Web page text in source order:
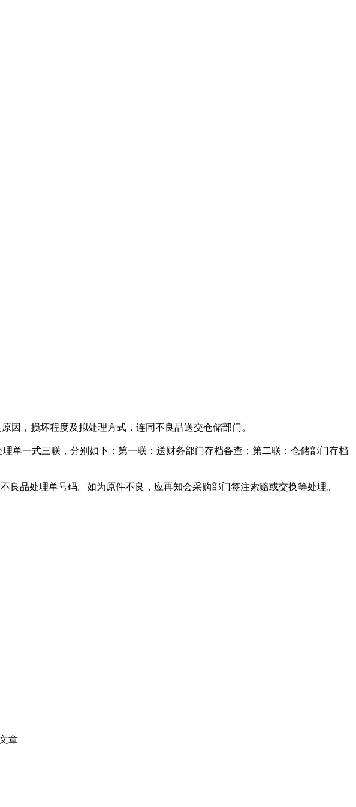
因，损坏程度及拟处理方式，连同不良品送交仓储部门。
单一式三联，分别如下：第一联：送财务部门存档备查；第二联：仓储部门存档
品处理单号码。如为原件不良，应再知会采购部门签注索赔或交换等处理。
章